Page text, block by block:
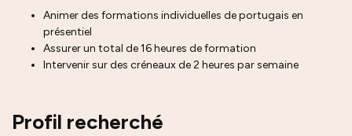
Animer des formations individuelles de portugais en
présentiel
Assurer un total de 16 heures de formation
Intervenir sur des créneaux de 2 heures par semaine
Profil recherché